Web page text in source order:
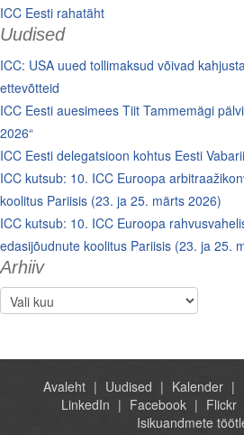
ICC Eesti rahatäht
Uudised
ICC: USA uued tollimaksud võivad
ettevõtteid
ICC Eesti auesimees Tiit Tammemägi
2026“
ICC Eesti delegatsioon kohtus Eesti
ICC kutsub: 10. ICC Euroopa
koolitus Pariisis (23. ja 25. märts 2026)
ICC kutsub: 10. ICC Euroopa
edasijõudnute koolitus Pariisis (23. ja 25.
Arhiiv
Arhiiv
Avaleht Uudised Kalender
LinkedIn
Facebook Flickr
Isikuandmete